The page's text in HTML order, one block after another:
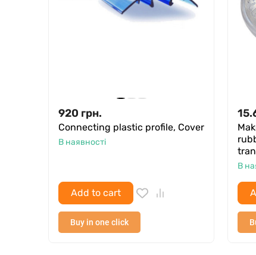
920 грн.
Connecting plastic profile, Cover
В наявності
Add to cart
Buy in one click
В